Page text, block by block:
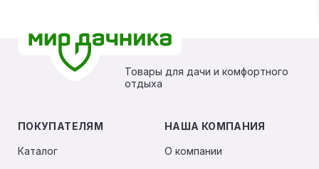
Товары для дачи и комфортного
отдыха
ПОКУПАТЕЛЯМ
Каталог
НАША КОМПАНИЯ
О компании